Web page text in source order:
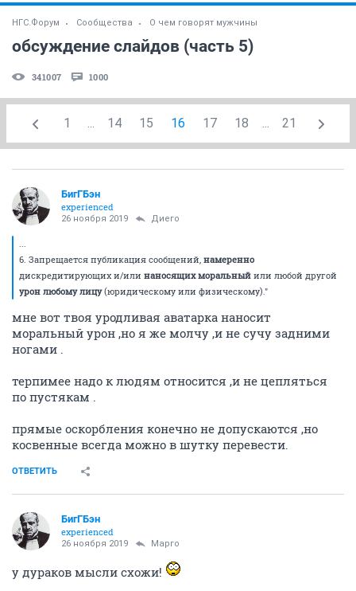
НГС.Форум Сообщества О чем говорят мужчины
обсуждение слайдов (часть 5)
341007 1000
1 ... 14 15 16 17 18 ... 21
БигГБэн
experienced
26 ноября 2019 Диего
6. Запрещается публикация сообщений, намеренно
дискредитирующих и/или наносящих моральный или любой другой
урон любому лицу(юридическому или физическому)."
мне вот твоя уродливая аватарка наносит
моральный урон ,но я же молчу ,и не сучу задними
ногами .
терпимее надо к людям относится ,и не цепляться
по пустякам .
прямые оскорбления конечно не допускаются ,но
косвенные всегда можно в шутку перевести.
ОТВЕТИТЬ
БигГБэн
experienced
26 ноября 2019 Mаргo
у дураков мысли схожи!